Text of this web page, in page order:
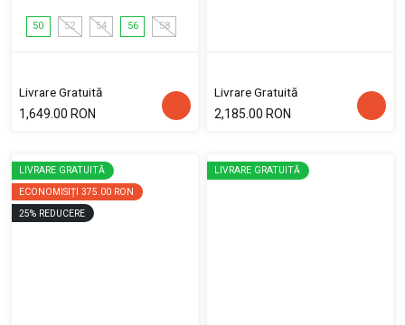
50 52 54 56 58
Livrare Gratuită
1,649.00 RON
Livrare Gratuită
2,185.00 RON
LIVRARE GRATUITĂ
ECONOMISIȚI 375.00 RON
25% REDUCERE
LIVRARE GRATUITĂ